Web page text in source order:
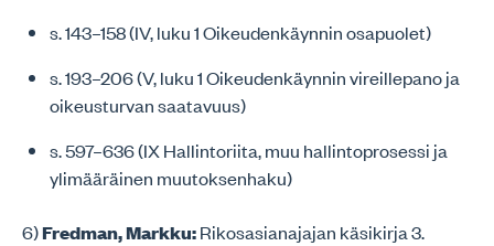
s. 143–158 (IV, luku 1 Oikeudenkäynnin osapuolet)
s. 193–206 (V, luku 1 Oikeudenkäynnin vireillepano ja
oikeusturvan saatavuus)
s. 597–636 (IX Hallintoriita, muu hallintoprosessi ja
ylimääräinen muutoksenhaku)
6)Fredman, Markku:Rikosasianajajan käsikirja 3.